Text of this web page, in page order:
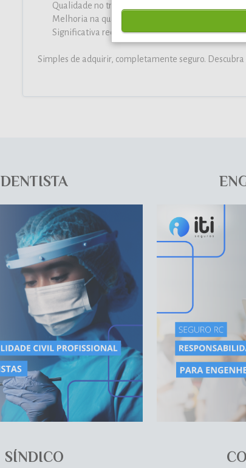
Qualidade no trabalho.
Melhoria na qualidade de vida dos funcionários.
Significativa redução do absenteísmo e do
Simples de adquirir, completamente seguro.
DENTISTA
SÍNDICO